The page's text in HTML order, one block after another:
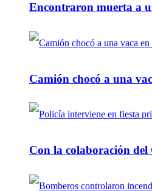
Encontraron muerta a
Camión chocó a una
Con la colaboración